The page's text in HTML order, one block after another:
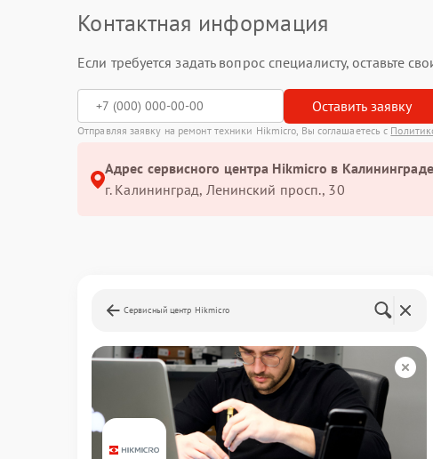
Контактная информация
Если требуется задать вопрос специалисту, оставьте
Оставить заявку
Отправляя заявку на ремонт техники Hikmicro, Вы соглашаетесь с
Адрес сервисного центра Hikmicro в
г. Калининград, Ленинский просп., 30
Сервисный центр Hikmicro